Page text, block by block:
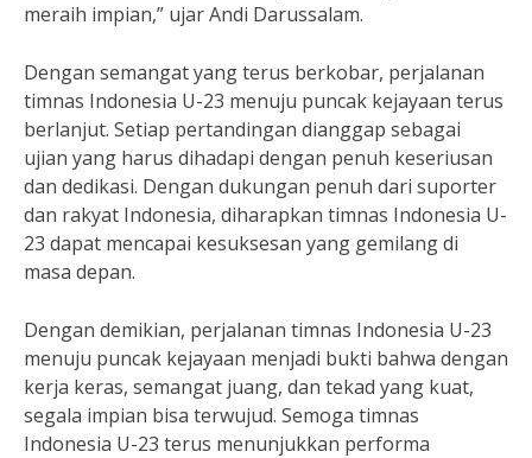
meraih impian,” ujar Andi Darussalam.
Dengan semangat yang terus berkobar, perjalanan
timnas Indonesia U-23 menuju puncak kejayaan terus
berlanjut. Setiap pertandingan dianggap sebagai
ujian yang harus dihadapi dengan penuh keseriusan
dan dedikasi. Dengan dukungan penuh dari suporter
dan rakyat Indonesia, diharapkan timnas Indonesia U-
23 dapat mencapai kesuksesan yang gemilang di
masa depan.
Dengan demikian, perjalanan timnas Indonesia U-23
menuju puncak kejayaan menjadi bukti bahwa dengan
kerja keras, semangat juang, dan tekad yang kuat,
segala impian bisa terwujud. Semoga timnas
Indonesia U-23 terus menunjukkan performa